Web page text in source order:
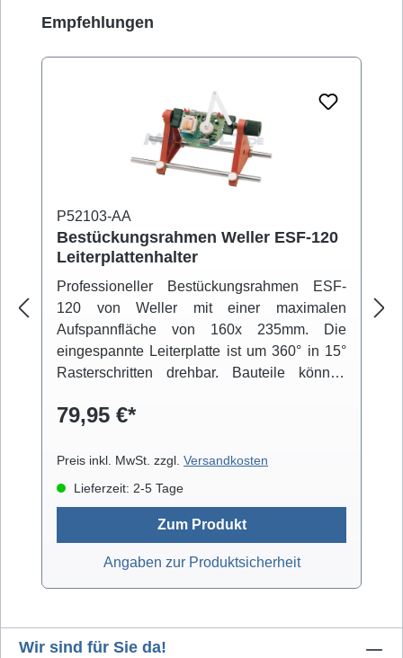
Produktgalerie überspringen
Empfehlungen
P52103-AA
Bestückungsrahmen Weller ESF-120
Leiterplattenhalter
Professioneller Bestückungsrahmen ESF-
120 von Weller mit einer maximalen
Aufspannfläche von 160x 235mm. Die
eingespannte Leiterplatte ist um 360° in 15°
Rasterschritten drehbar. Bauteile können
Der niedrige Schwerpunkt der Konstruktion
einen rutschfesten Stand.
79,95 €*
Preis inkl. MwSt. zzgl. Versandkosten
Lieferzeit: 2-5 Tage
Zum Produkt
Angaben zur Produktsicherheit
Wir sind für Sie da!